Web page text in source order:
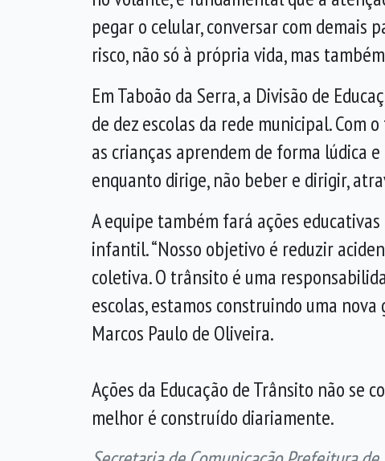
pegar o celular, conversar com demais
risco, não só à própria vida, mas
Em Taboão da Serra, a Divisão de
de dez escolas da rede municipal.
as crianças aprendem de forma lúdica
enquanto dirige, não beber e dirigir,
A equipe também fará ações
infantil. “Nosso objetivo é reduzir
coletiva. O trânsito é uma
escolas, estamos construindo uma
Marcos Paulo de Oliveira.
Ações da Educação de Trânsito não se
melhor é construído diariamente.